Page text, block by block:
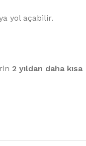
yol açabilir.
2 yıldan daha kısa